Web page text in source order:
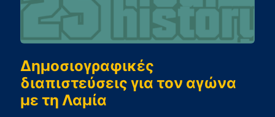
Δημοσιογραφικές
διαπιστεύσεις για τον αγώνα
με τη Λαμία